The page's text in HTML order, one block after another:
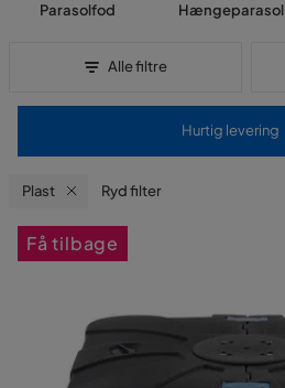
Parasolfod Hængeparasol
Alle filtre
Hurtig levering
Plast Ryd filter
Få tilbage